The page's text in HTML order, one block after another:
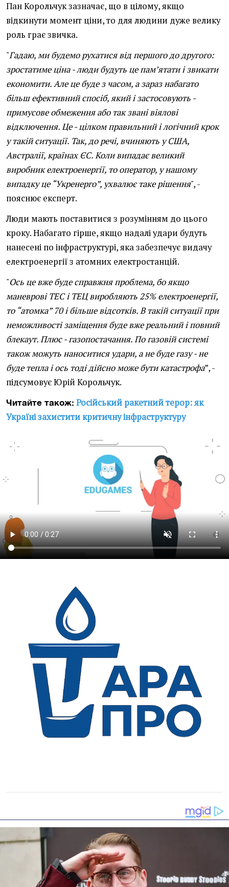
Пан Корольчук зазначає, що в цілому, якщо
відкинути момент ціни, то для людини дуже велику
роль грає звичка.
"Гадаю, ми будемо рухатися від першого до другого:
зростатиме ціна - люди будуть це пам’ятати і звикати
економити. Але це буде з часом, а зараз набагато
більш ефективний спосіб, який і застосовують -
примусове обмеження або так звані віялові
відключення. Це - цілком правильний і логічний крок
у такій ситуації. Так, до речі, вчиняють у США,
Австралії, країнах ЄС. Коли випадає великий
виробник електроенергії, то оператор, у нашому
випадку це “Укренерго”, ухвалює таке рішення", -
пояснює експерт.
Люди мають поставитися з розумінням до цього
кроку. Набагато гірше, якщо надалі удари будуть
нанесені по інфраструктурі, яка забезпечує видачу
електроенергії з атомних електростанцій.
"Ось це вже буде справжня проблема, бо якщо
маневрові ТЕС і ТЕЦ виробляють 25% електроенергії,
то “атомка” 70 і більше відсотків. В такій ситуації при
неможливості заміщення буде вже реальний і повний
блекаут. Плюс - газопостачання. По газовій системі
також можуть наноситися удари, а не буде газу - не
буде тепла і ось тоді дійсно може бути катастрофа”, -
підсумовує Юрій Корольчук.
Читайте також: Російський ракетний терор: як
Україні захистити критичну інфраструктуру